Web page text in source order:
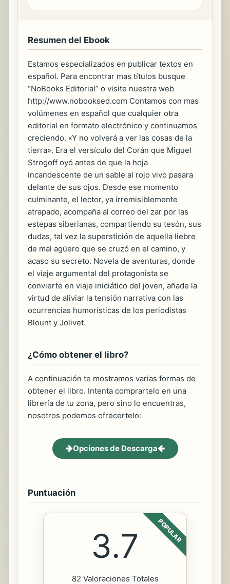
Resumen del Ebook
Estamos especializados en publicar textos en
español. Para encontrar mas títulos busque
“NoBooks Editorial” o visite nuestra web
http://www.nobooksed.com Contamos con mas
volúmenes en español que cualquier otra
editorial en formato electrónico y continuamos
creciendo. «Y no volverá a ver las cosas de la
tierra». Era el versículo del Corán que Miguel
Strogoff oyó antes de que la hoja
incandescente de un sable al rojo vivo pasara
delante de sus ojos. Desde ese momento
culminante, el lector, ya irremisiblemente
atrapado, acompaña al correo del zar por las
estepas siberianas, compartiendo su tesón, sus
dudas, tal vez la superstición de aquella liebre
de mal agüero que se cruzó en el camino, y
acaso su secreto. Novela de aventuras, donde
el viaje argumental del protagonista se
convierte en viaje iniciático del joven, añade la
virtud de aliviar la tensión narrativa con las
ocurrencias humorísticas de los periodistas
Blount y Jolivet.
¿Cómo obtener el libro?
A continuación te mostramos varias formas de
obtener el libro. Intenta comprartelo en una
librería de tu zona, pero sino lo encuentras,
nosotros podemos ofrecertelo:
Opciones de Descarga
Puntuación
POPULAR
3.7
82 Valoraciones Totales